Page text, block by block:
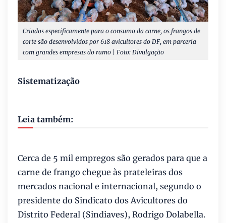
Criados especificamente para o consumo da carne, os frangos de
corte são desenvolvidos por 618 avicultores do DF, em parceria
com grandes empresas do ramo | Foto: Divulgação
Sistematização
Leia também:
Cerca de 5 mil empregos são gerados para que a
carne de frango chegue às prateleiras dos
mercados nacional e internacional, segundo o
presidente do Sindicato dos Avicultores do
Distrito Federal (Sindiaves), Rodrigo Dolabella.